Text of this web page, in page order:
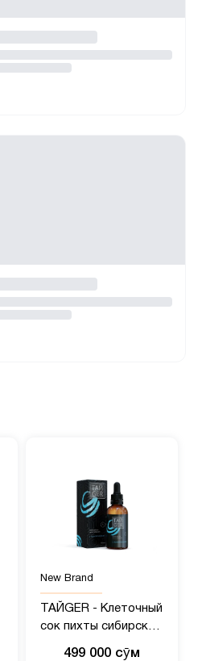
New Brand
ТАЙGER - Клеточный
сок пихты сибирской
499 000 сӯм